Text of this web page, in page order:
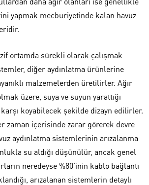
yapmak mecburiyetinde kalan havuz
ortamda sürekli olarak çalışmak
diğer aydınlatma ürünlerine
malzemelerden üretilirler. Ağır
üzere, suya ve suyun yarattığı
koyabilecek şekilde dizayn edilirler.
zaman içerisinde zarar görerek devre
aydınlatma sistemlerinin arızalanma
su aldığı düşünülür, ancak genel
neredeyse %80’inin kablo bağlantı
arızalanan sistemlerin detaylı